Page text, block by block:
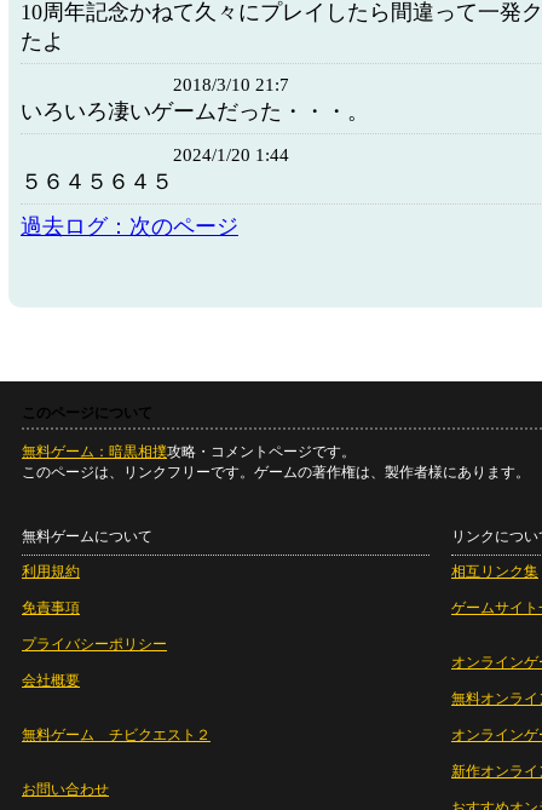
10周年記念かねて久々にプレイしたら間違って一発
たよ
2018/3/10 21:7
いろいろ凄いゲームだった・・・。
2024/1/20 1:44
５６４５６４５
過去ログ：次のページ
このページについて
無料ゲーム：暗黒相撲攻略・コメントページです。
このページは、リンクフリーです。ゲームの著作権は、製作者様にあります。
無料ゲームについて
利用規約
免責事項
プライバシーポリシー
会社概要
無料ゲーム チビクエスト２
お問い合わせ
リンクについ
相互リンク集
ゲームサイト
オンラインゲ
無料オンライ
オンライン
新作オンライ